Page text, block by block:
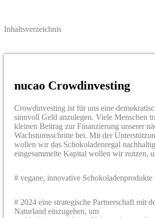
Inhaltsverzeichnis
nucao Crowdinvesting
Crowdinvesting ist für uns eine
sinnvoll Geld anzulegen. Viele Menschen
kleinen Beitrag zur Finanzierung unserer
Wachstumsschritte bei. Mit der
wollen wir das Schokoladenregal
eingesammelte Kapital wollen wir nutzen,
# vegane, innovative
# 2024 eine strategische Partnerschaft mit
Naturland einzugehen, um